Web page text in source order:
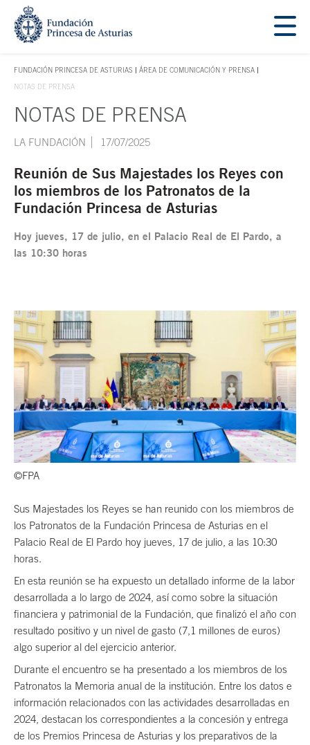
Saltar navegación. Ir directamente al contenido principal
FUNDACIÓN PRINCESA DE ASTURIAS
TECLA DE ACCESO 1
ÁREA DE COMUNICACIÓN Y PRENSA
NOTAS DE PRENSA
Contenido principal
NOTAS DE PRENSA
LA FUNDACIÓN 17/07/2025
Reunión de Sus Majestades los Reyes con
los miembros de los Patronatos de la
Fundación Princesa de Asturias
Hoy jueves, 17 de julio, en el Palacio Real de El Pardo, a
las 10:30 horas
©FPA
Sus Majestades los Reyes se han reunido con los miembros de
los Patronatos de la Fundación Princesa de Asturias en el
Palacio Real de El Pardo hoy jueves, 17 de julio, a las 10:30
horas.
En esta reunión se ha expuesto un detallado informe de la labor
desarrollada a lo largo de 2024, así como sobre la situación
financiera y patrimonial de la Fundación, que finalizó el año con
resultado positivo y un nivel de gasto (7,1 millones de euros)
algo superior al del ejercicio anterior.
Durante el encuentro se ha presentado a los miembros de los
Patronatos la Memoria anual de la institución. Entre los datos e
información relacionados con las actividades desarrolladas en
2024, destacan los correspondientes a la concesión y entrega
de los Premios Princesa de Asturias y los preparativos de la